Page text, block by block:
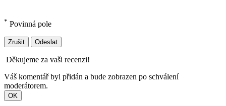
* Povinná pole
Zrušit Odeslat
Děkujeme za vaši recenzi!
Váš komentář byl přidán a bude zobrazen po schválení
moderátorem.
OK